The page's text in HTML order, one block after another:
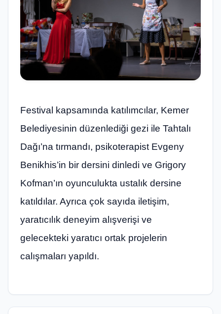
Festival kapsamında katılımcılar, Kemer
Belediyesinin düzenlediği gezi ile Tahtalı
Dağı’na tırmandı, psikoterapist Evgeny
Benikhis’in bir dersini dinledi ve Grigory
Kofman’ın oyunculukta ustalık dersine
katıldılar. Ayrıca çok sayıda iletişim,
yaratıcılık deneyim alışverişi ve
gelecekteki yaratıcı ortak projelerin
calışmaları yapıldı.